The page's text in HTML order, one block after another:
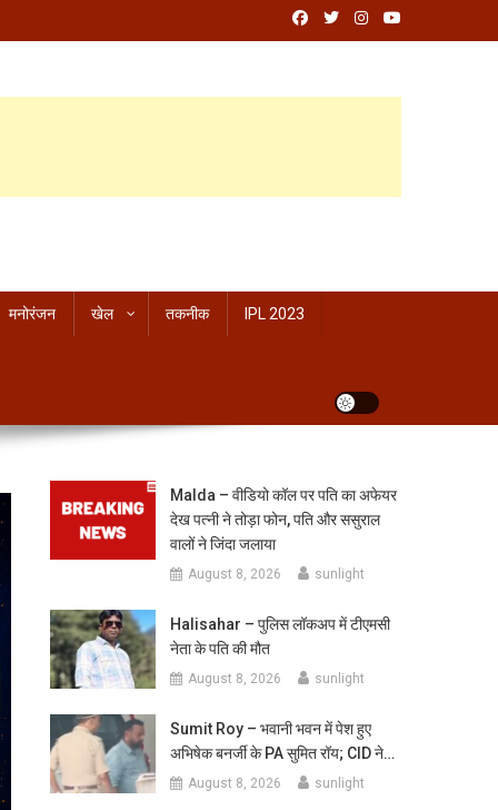
मनोरंजन खेल तकनीक IPL 2023
Malda – वीडियो कॉल पर पति का अफेयर
देख पत्नी ने तोड़ा फोन, पति और ससुराल
वालों ने जिंदा जलाया
August 8, 2026 sunlight
Halisahar – पुलिस लॉकअप में टीएमसी
नेता के पति की मौत
August 8, 2026 sunlight
Sumit Roy – भवानी भवन में पेश हुए
अभिषेक बनर्जी के PA सुमित रॉय; CID ने…
August 8, 2026 sunlight